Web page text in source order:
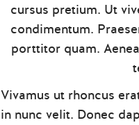
cursus pretium. Ut
condimentum.
porttitor quam.
Vivamus ut rhoncus
in nunc velit. Donec